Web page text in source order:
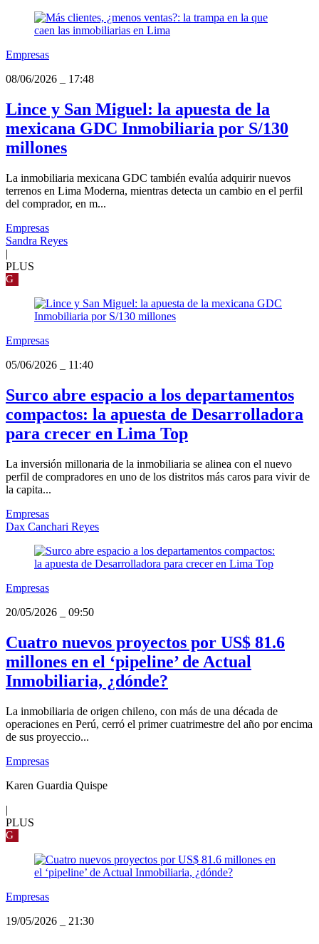
Empresas
08/06/2026
17:48
Lince y San Miguel: la apuesta de la
mexicana GDC Inmobiliaria por S/130
millones
La inmobiliaria mexicana GDC también evalúa adquirir nuevos
terrenos en Lima Moderna, mientras detecta un cambio en el perfil
del comprador, en m...
Empresas
Sandra Reyes
|
PLUS
G
Empresas
05/06/2026
11:40
Surco abre espacio a los departamentos
compactos: la apuesta de Desarrolladora
para crecer en Lima Top
La inversión millonaria de la inmobiliaria se alinea con el nuevo
perfil de compradores en uno de los distritos más caros para vivir de
la capita...
Empresas
Dax Canchari Reyes
Empresas
20/05/2026
09:50
Cuatro nuevos proyectos por US$ 81.6
millones en el ‘pipeline’ de Actual
Inmobiliaria, ¿dónde?
La inmobiliaria de origen chileno, con más de una década de
operaciones en Perú, cerró el primer cuatrimestre del año por encima
de sus proyeccio...
Empresas
Karen Guardia Quispe
|
PLUS
G
Empresas
19/05/2026
21:30